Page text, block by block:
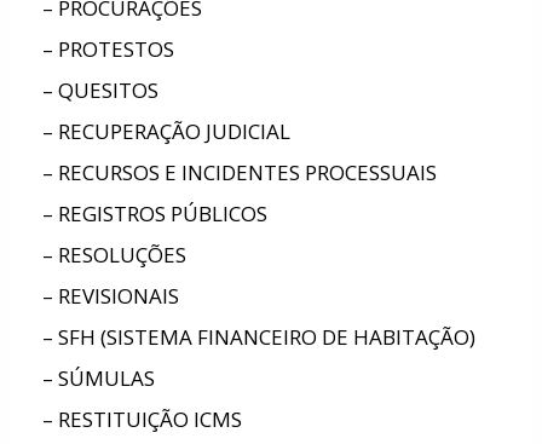
– PROCURAÇÕES
– PROTESTOS
– QUESITOS
– RECUPERAÇÃO JUDICIAL
– RECURSOS E INCIDENTES PROCESSUAIS
– REGISTROS PÚBLICOS
– RESOLUÇÕES
– REVISIONAIS
– SFH (SISTEMA FINANCEIRO DE HABITAÇÃO)
– SÚMULAS
– RESTITUIÇÃO ICMS